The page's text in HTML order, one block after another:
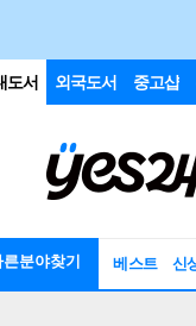
도서 외국도서 중고샵
른분야찾기 베스트 신